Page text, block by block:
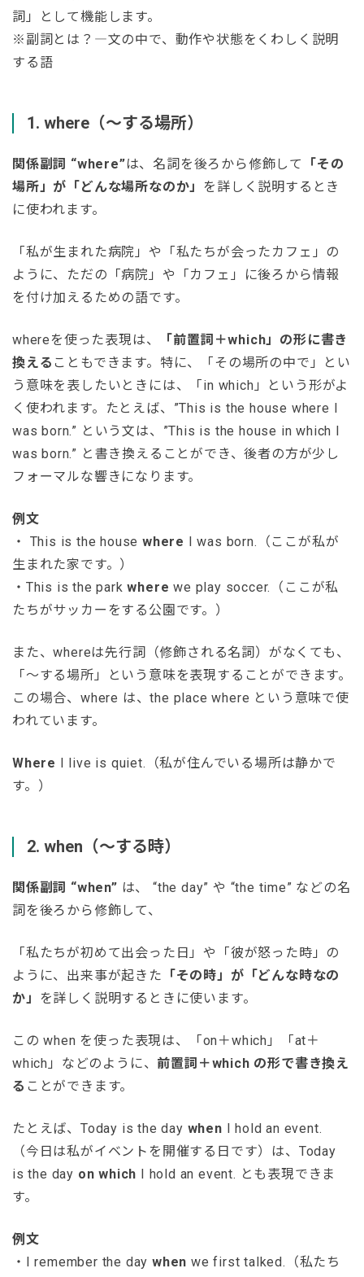
詞」として機能します。
※副詞とは？―文の中で、動作や状態をくわしく説明
する語
1. where（〜する場所）
関係副詞 “where”は、名詞を後ろから修飾して
「その
場所」が「どんな場所なのか」 を詳しく説明するとき
に使われます。
「私が生まれた病院」や「私たちが会ったカフェ」の
ように、ただの「病院」や「カフェ」に後ろから情報
を付け加えるための語です。
whereを使った表現は、
「前置詞＋which」の形に書き
換える こともできます。特に、「その場所の中で」とい
う意味を表したいときには、「in which」という形がよ
く使われます。たとえば、”This is the house where I
was born.” という文は、”This is the house in which I
was born.” と書き換えることができ、後者の方が少し
フォーマルな響きになります。
例文
・ This is the house where I was born.（ここが私が
生まれた家です。）
・This is the parkwhere we play soccer.（ここが私
たちがサッカーをする公園です。）
また、whereは先行詞（修飾される名詞）がなくても、
「〜する場所」という意味を表現することができます。
この場合、where は、the place where という意味で使
われています。
Where I live is quiet.（私が住んでいる場所は静かで
す。）
2. when（〜する時）
関係副詞 “when” は、 “the day” や “the time” などの名
詞を後ろから修飾して、
「私たちが初めて出会った日」や「彼が怒った時」の
ように、出来事が起きた 「その時」が「どんな時なの
か」
を詳しく説明するときに使います。
この when を使った表現は、「on＋which」「at＋
which」などのように、 前置詞＋which の形で書き換え
る ことができます。
たとえば、Today is the day when I hold an event.
（今日は私がイベントを開催する日です）は、Today
is the day onwhich I hold an event. とも表現できま
す。
例文
・I remember the day when we first talked.（私たち